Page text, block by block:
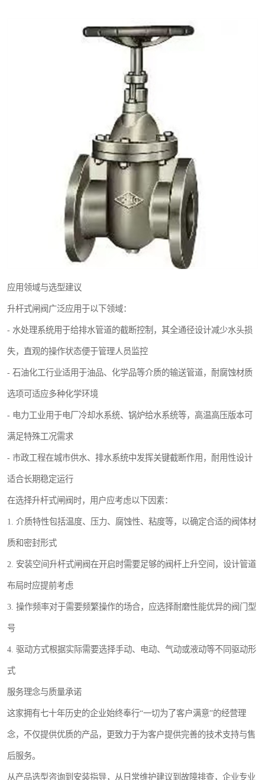
应用领域与选型建议
升杆式闸阀广泛应用于以下领域：
- 水处理系统用于给排水管道的截断控制，其全通径设计减少水头损
失，直观的操作状态便于管理人员监控
- 石油化工行业适用于油品、化学品等介质的输送管道，耐腐蚀材质
选项可适应多种化学环境
- 电力工业用于电厂冷却水系统、锅炉给水系统等，高温高压版本可
满足特殊工况需求
- 市政工程在城市供水、排水系统中发挥关键截断作用，耐用性设计
适合长期稳定运行
在选择升杆式闸阀时，用户应考虑以下因素：
1. 介质特性包括温度、压力、腐蚀性、粘度等，以确定合适的阀体材
质和密封形式
2. 安装空间升杆式闸阀在开启时需要足够的阀杆上升空间，设计管道
布局时应提前考虑
3. 操作频率对于需要频繁操作的场合，应选择耐磨性能优异的阀门型
号
4. 驱动方式根据实际需要选择手动、电动、气动或液动等不同驱动形
式
服务理念与质量承诺
这家拥有七十年历史的企业始终奉行“一切为了客户满意”的经营理
念，不仅提供优质的产品，更致力于为客户提供完善的技术支持与售
后服务。
从产品选型咨询到安装指导，从日常维护建议到故障排查，企业专业